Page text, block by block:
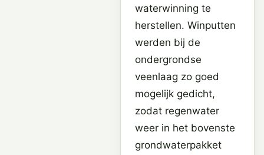
waterwinning te
herstellen. Winputten
werden bij de
ondergrondse
veenlaag zo goed
mogelijk gedicht,
zodat regenwater
weer in het bovenste
grondwaterpakket